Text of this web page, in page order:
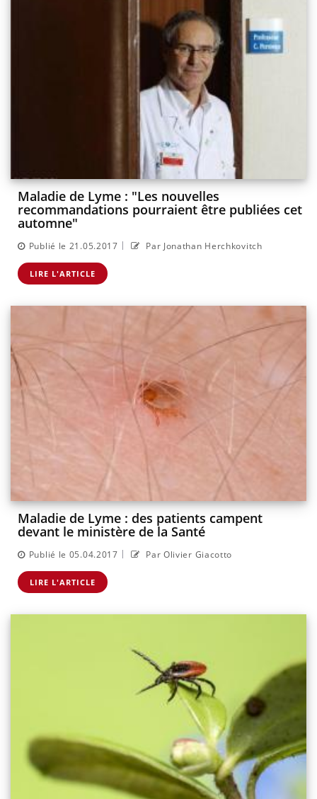
Maladie de Lyme : "Les nouvelles
recommandations pourraient être publiées cet
automne"
Publié le 21.05.2017 | Par Jonathan Herchkovitch
LIRE L'ARTICLE
Maladie de Lyme : des patients campent
devant le ministère de la Santé
Publié le 05.04.2017 | Par Olivier Giacotto
LIRE L'ARTICLE